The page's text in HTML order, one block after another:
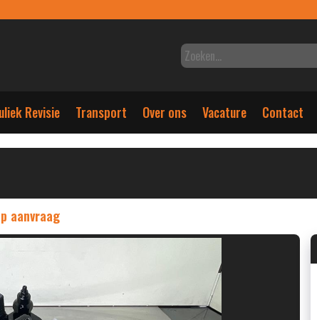
Revisie Transport Over ons Vacature Contact
aanvraag